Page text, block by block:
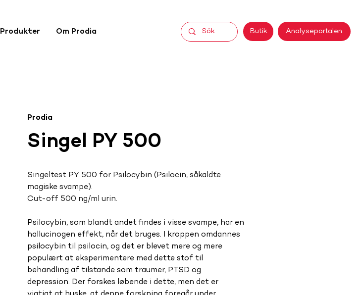
Produkter Om Prodia Butik Analyseportalen
Singel PY 500
Prodia
Singeltest PY 500 for Psilocybin (Psilocin, såkaldte
magiske svampe).
Cut-off 500 ng/ml urin.
Psilocybin, som blandt andet findes i visse svampe, har en
hallucinogen effekt, når det bruges. I kroppen omdannes
psilocybin til psilocin, og det er blevet mere og mere
populært at eksperimentere med dette stof til
behandling af tilstande som traumer, PTSD og
depression. Der forskes løbende i dette, men det er